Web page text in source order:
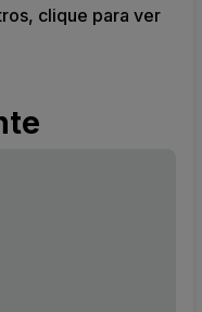
clique para ver